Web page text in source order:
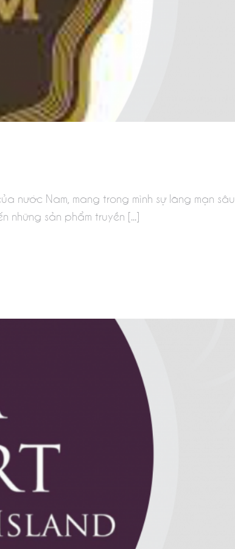
nước Nam, mang trong mình sự lãng mạn sâu
những sản phẩm truyền [...]